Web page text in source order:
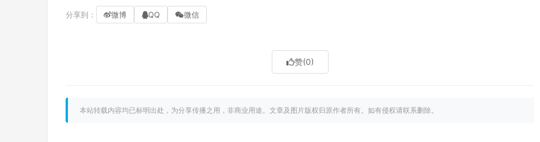
分享到： 微博 QQ 微信
赞(0)
本站转载内容均已标明出处，为分享传播之用，非商业用途。文章及图片版权归原作者所有。如有侵权请联系删除。